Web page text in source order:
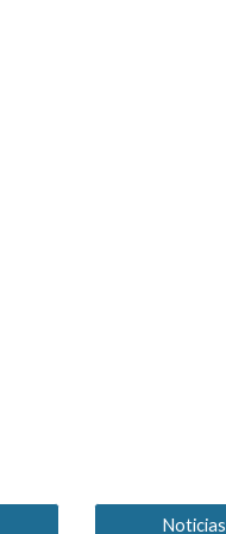
Noticias